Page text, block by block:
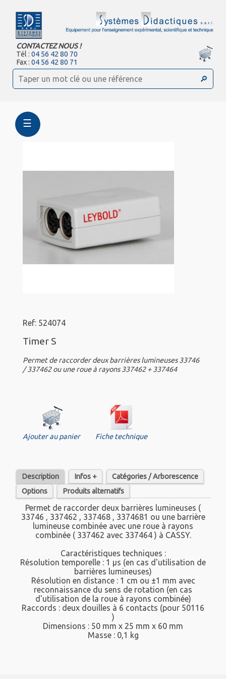
CONTACTEZ NOUS !
Tél :04 56 42 80 70
Fax :04 56 42 80 71
☰
Ref: 524074
Timer S
Permet de raccorder deux barrières lumineuses 33746
/ 337462 ou une roue à rayons 337462 + 337464
Ajouter au panier Fiche technique
Description Infos +
Catégories / Arborescence
Options
Produits alternatifs
Permet de raccorder deux barrières lumineuses (
33746 , 337462 , 337468 , 3374681 ou une barrière
lumineuse combinée avec une roue à rayons
combinée ( 337462 avec 337464 ) à CASSY.
Caractéristiques techniques :
Résolution temporelle : 1 µs (en cas d'utilisation de
barrières lumineuses)
Résolution en distance : 1 cm ou ±1 mm avec
reconnaissance du sens de rotation (en cas
d'utilisation de la roue à rayons combinée)
Raccords : deux douilles à 6 contacts (pour 50116
)
Dimensions : 50 mm x 25 mm x 60 mm
Masse : 0,1 kg